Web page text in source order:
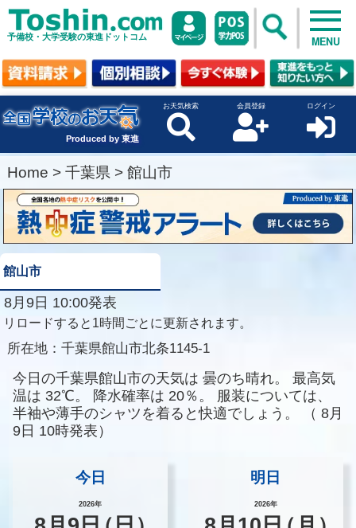
予備校・大学受験の東進ドットコム MENU
Produced by 東進
お天気検索 会員登録 ログイン
Home > 千葉県 > 館山市
館山市
8月9日 10:00発表
リロードすると1時間ごとに更新されます。
所在地： 千葉県館山市北条1145-1
今日の千葉県館山市の天気は 曇のち晴れ。
最高気
温は 32℃。 降水確率は 20％。
服装については、
半袖や薄手のシャツを着ると快適でしょう。
（ 8月
9日 10時発表）
今日
2026年
明日
2026年